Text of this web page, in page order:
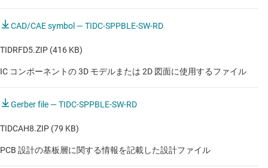
ロボット芝刈り機
住宅用ファンとリビング・ファン
内視鏡
冷蔵庫 / 冷凍庫
呼び出しボタン操作パネル
患者モニタ：サブシステム・モジュール
CAD/CAE symbol — TIDC-SPPBLE-SW-RD
TIDRFD5.ZIP (416 KB)
IC コンポーネントの 3D モデルまたは 2D 図面に使用するファイル
Gerber file — TIDC-SPPBLE-SW-RD
TIDCAH8.ZIP (79 KB)
PCB 設計の基板層に関する情報を記載した設計ファイル